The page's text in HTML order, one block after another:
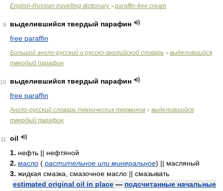
English-Russian travelling dictionary> paraffin-free cream
9
выделившийся твердый парафин
free paraffin
Большой англо-русский и русско-английский словарь > выделившийся
твердый парафин
10
выделившийся твердый парафин
free paraffin
Англо-русский словарь технических терминов > выделившийся
твердый парафин
11
oil
1. нефть || нефтяной
2. масло ( растительное или минеральное) || масляный
3. жидкая смазка, смазочное масло || смазывать
estimated original oil in place — подсчитанные начальные